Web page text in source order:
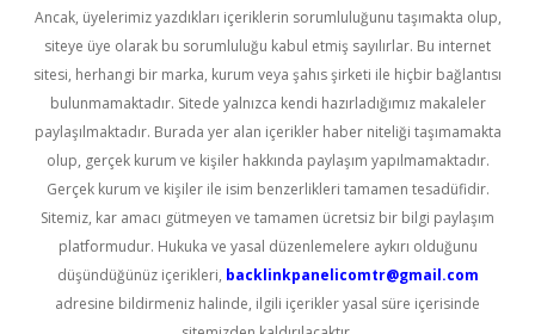
Ancak, üyelerimiz yazdıkları içeriklerin sorumluluğunu taşımakta olup,
siteye üye olarak bu sorumluluğu kabul etmiş sayılırlar. Bu internet
sitesi, herhangi bir marka, kurum veya şahıs şirketi ile hiçbir bağlantısı
bulunmamaktadır. Sitede yalnızca kendi hazırladığımız makaleler
paylaşılmaktadır. Burada yer alan içerikler haber niteliği taşımamakta
olup, gerçek kurum ve kişiler hakkında paylaşım yapılmamaktadır.
Gerçek kurum ve kişiler ile isim benzerlikleri tamamen tesadüfidir.
Sitemiz, kar amacı gütmeyen ve tamamen ücretsiz bir bilgi paylaşım
platformudur. Hukuka ve yasal düzenlemelere aykırı olduğunu
düşündüğünüz içerikleri, backlinkpanelicomtr@gmail.com
adresine bildirmeniz halinde, ilgili içerikler yasal süre içerisinde